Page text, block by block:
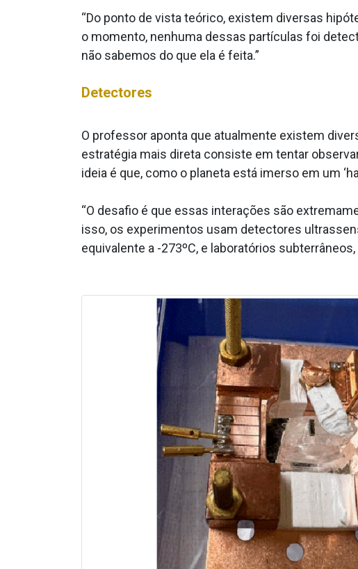
“Do ponto de vista teórico, existem diversas
o momento, nenhuma dessas partículas foi
não sabemos do que ela é feita.”
Detectores
O professor aponta que atualmente existem
estratégia mais direta consiste em tentar
ideia é que, como o planeta está imerso em um
“O desafio é que essas interações são
isso, os experimentos usam detectores
equivalente a -273ºC, e laboratórios